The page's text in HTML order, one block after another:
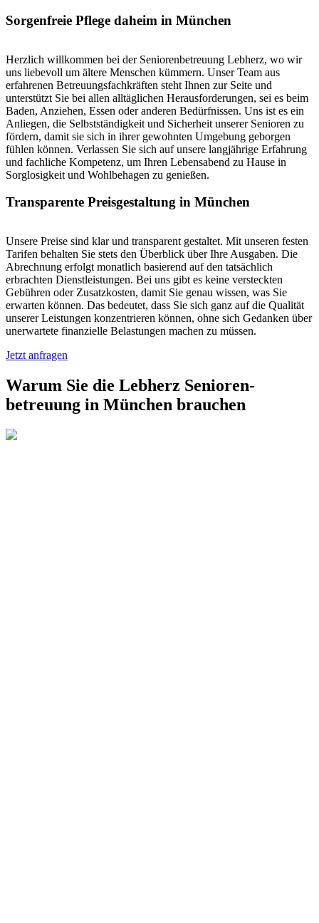
Sorgenfreie Pflege daheim in München
Herzlich willkommen bei der Seniorenbetreuung Lebherz, wo wir
uns liebevoll um ältere Menschen kümmern. Unser Team aus
erfahrenen Betreuungsfachkräften steht Ihnen zur Seite und
unterstützt Sie bei allen alltäglichen Herausforderungen, sei es beim
Baden, Anziehen, Essen oder anderen Bedürfnissen. Uns ist es ein
Anliegen, die Selbstständigkeit und Sicherheit unserer Senioren zu
fördern, damit sie sich in ihrer gewohnten Umgebung geborgen
fühlen können. Verlassen Sie sich auf unsere langjährige Erfahrung
und fachliche Kompetenz, um Ihren Lebensabend zu Hause in
Sorglosigkeit und Wohlbehagen zu genießen.
Transparente Preisgestaltung in München
Unsere Preise sind klar und transparent gestaltet. Mit unseren festen
Tarifen behalten Sie stets den Überblick über Ihre Ausgaben. Die
Abrechnung erfolgt monatlich basierend auf den tatsächlich
erbrachten Dienstleistungen. Bei uns gibt es keine versteckten
Gebühren oder Zusatzkosten, damit Sie genau wissen, was Sie
erwarten können. Das bedeutet, dass Sie sich ganz auf die Qualität
unserer Leistungen konzentrieren können, ohne sich Gedanken über
unerwartete finanzielle Belastungen machen zu müssen.
Jetzt anfragen
Warum Sie die Lebherz Senioren­
betreuung in München brauchen